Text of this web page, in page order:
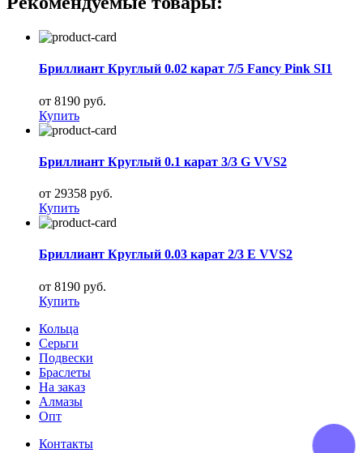
Бриллиант Круглый 0.02 карат 7/5 Fancy Pink SI1
от 8190 руб.
Купить
Бриллиант Круглый 0.1 карат 3/3 G VVS2
от 29358 руб.
Купить
Бриллиант Круглый 0.03 карат 2/3 E VVS2
от 8190 руб.
Купить
Кольца
Серьги
Подвески
Браслеты
На заказ
Алмазы
Опт
Контакты